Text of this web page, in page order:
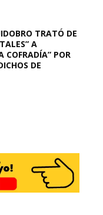
TRATÓ DE
A
COFRADÍA” POR
DE